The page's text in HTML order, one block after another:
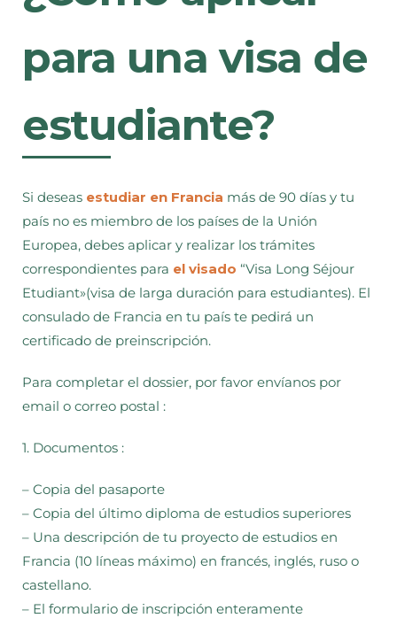
para una visa de
estudiante?
Si deseas estudiar en Francia más de 90 días y tu
país no es miembro de los países de la Unión
Europea, debes aplicar y realizar los trámites
correspondientes para el visado “Visa Long Séjour
Etudiant»(visa de larga duración para estudiantes). El
consulado de Francia en tu país te pedirá un
certificado de preinscripción.
Para completar el dossier, por favor envíanos por
email o correo postal :
1. Documentos :
– Copia del pasaporte
– Copia del último diploma de estudios superiores
– Una descripción de tu proyecto de estudios en
Francia (10 líneas máximo) en francés, inglés, ruso o
castellano.
– El formulario de inscripción enteramente